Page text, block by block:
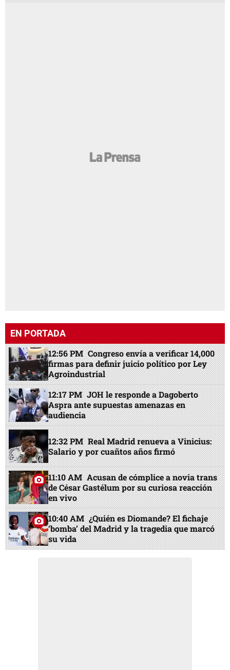
EN PORTADA
12:56 PM Congreso envía a verificar 14,000
firmas para definir juicio político por Ley
Agroindustrial
12:17 PM JOH le responde a Dagoberto
Aspra ante supuestas amenazas en
audiencia
12:32 PM Real Madrid renueva a Vinicius:
Salario y por cuañtos años firmó
11:10 AM Acusan de cómplice a novia trans
de César Gastélum por su curiosa reacción
en vivo
10:40 AM ¿Quién es Diomande? El fichaje
‘bomba’ del Madrid y la tragedia que marcó
su vida